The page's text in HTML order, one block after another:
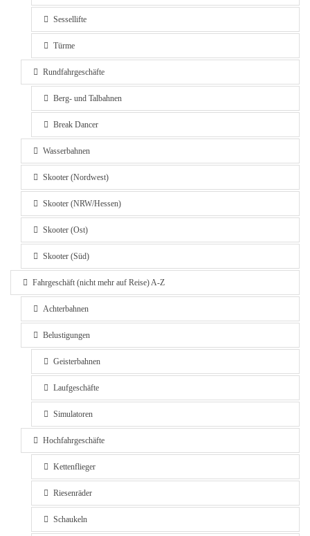
Sessellifte
Türme
Rundfahrgeschäfte
Berg- und Talbahnen
Break Dancer
Wasserbahnen
Skooter (Nordwest)
Skooter (NRW/Hessen)
Skooter (Ost)
Skooter (Süd)
Fahrgeschäft (nicht mehr auf Reise) A-Z
Achterbahnen
Belustigungen
Geisterbahnen
Laufgeschäfte
Simulatoren
Hochfahrgeschäfte
Kettenflieger
Riesenräder
Schaukeln